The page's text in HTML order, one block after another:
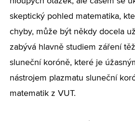
skeptický pohled matematika,
chyby, může být někdy docela
zabývá hlavně studiem záření
sluneční koróně, které je
nástrojem plazmatu sluneční
matematik z VUT.